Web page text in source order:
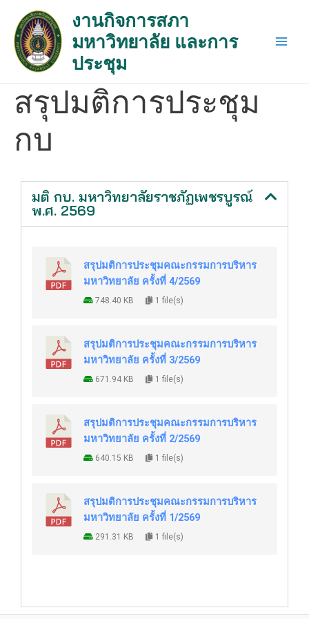
content
งานกิจการสภา
มหาวิทยาลัย และการ
ประชุม
สรุปมติการประชุม
กบ
มติ กบ. มหาวิทยาลัยราชภัฏเพชรบูรณ์
พ.ศ. 2569
สรุปมติการประชุมคณะกรรมการบริหาร
มหาวิทยาลัย ครั้งที่ 4/2569
748.40 KB 1 file(s)
สรุปมติการประชุมคณะกรรมการบริหาร
มหาวิทยาลัย ครั้งที่ 3/2569
671.94 KB 1 file(s)
สรุปมติการประชุมคณะกรรมการบริหาร
มหาวิทยาลัย ครั้งที่ 2/2569
640.15 KB 1 file(s)
สรุปมติการประชุมคณะกรรมการบริหาร
มหาวิทยาลัย ครั้งที่ 1/2569
291.31 KB 1 file(s)